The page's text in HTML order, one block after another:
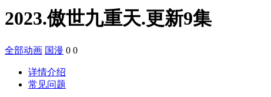
2023.傲世九重天.更新9集
全部动画 国漫 0 0
详情介绍
常见问题